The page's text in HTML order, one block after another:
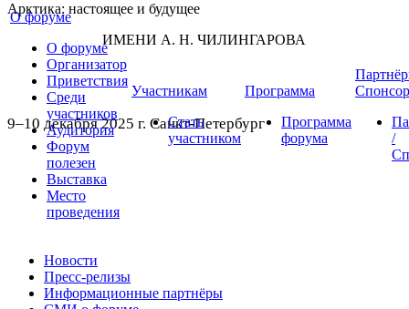
Арктика: настоящее и будущее
ИМЕНИ А. Н. ЧИЛИНГАРОВА
9–10 декабря 2025 г. Санкт-Петербург
О форуме
О форуме
Организатор
Приветствия
Среди
участников
Аудитория
Форум
полезен
Выставка
Место
проведения
Участникам
Стать
участником
Программа
Программа
форума
/
Новости
Пресс-релизы
Информационные партнёры